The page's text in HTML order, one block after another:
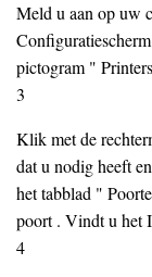
Meld u aan op uw
pictogram "
3
Klik met de
dat u nodig heeft
het tabblad "
poort . Vindt u het
4